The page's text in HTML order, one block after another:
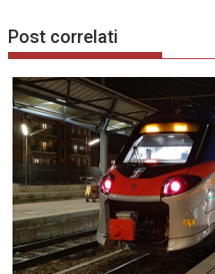
Post correlati